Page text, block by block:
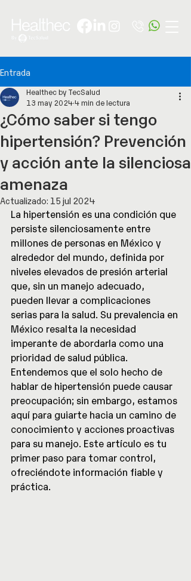
Entrada
¿Cómo saber si tengo
hipertensión? Prevención
y acción ante la silenciosa
amenaza
Healthec by TecSalud
13 may 20244 min de lectura
Actualizado: 15 jul 2024
La hipertensión es una condición que
persiste silenciosamente entre
millones de personas en México y
alrededor del mundo, definida por
niveles elevados de presión arterial
que, sin un manejo adecuado,
pueden llevar a complicaciones
serias para la salud. Su prevalencia en
México resalta la necesidad
imperante de abordarla como una
prioridad de salud pública.
Entendemos que el solo hecho de
hablar de hipertensión puede causar
preocupación; sin embargo, estamos
aquí para guiarte hacia un camino de
conocimiento y acciones proactivas
para su manejo. Este artículo es tu
primer paso para tomar control,
ofreciéndote información fiable y
práctica.